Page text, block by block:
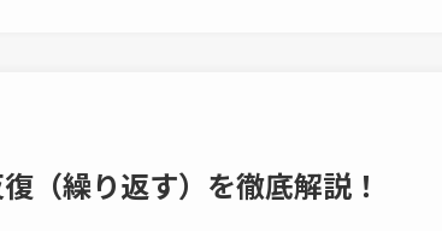
（繰り返す）を徹底解説！